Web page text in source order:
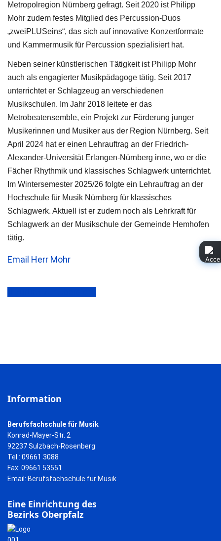
Metropolregion Nürnberg gefragt. Seit 2020 ist Philipp
Mohr zudem festes Mitglied des Percussion-Duos
„zweiPLUSeins“, das sich auf innovative Konzertformate
und Kammermusik für Percussion spezialisiert hat.
Neben seiner künstlerischen Tätigkeit ist Philipp Mohr
auch als engagierter Musikpädagoge tätig. Seit 2017
unterrichtet er Schlagzeug an verschiedenen
Musikschulen. Im Jahr 2018 leitete er das
Metrobeatensemble, ein Projekt zur Förderung junger
Musikerinnen und Musiker aus der Region Nürnberg. Seit
April 2024 hat er einen Lehrauftrag an der Friedrich-
Alexander-Universität Erlangen-Nürnberg inne, wo er die
Fächer Rhythmik und klassisches Schlagwerk unterrichtet.
Im Wintersemester 2025/26 folgte ein Lehrauftrag an der
Hochschule für Musik Nürnberg für klassisches
Schlagwerk. Aktuell ist er zudem noch als Lehrkraft für
Schlagwerk an der Musikschule der Gemeinde Hemhofen
tätig.
Email Herr Mohr
Information
Berufsfachschule für Musik
Konrad-Mayer-Str. 2
92237 Sulzbach-Rosenberg
Tel.: 09661 3088
Fax: 09661 53551
Email: Berufsfachschule für Musik
Eine Einrichtung des
Bezirks Oberpfalz